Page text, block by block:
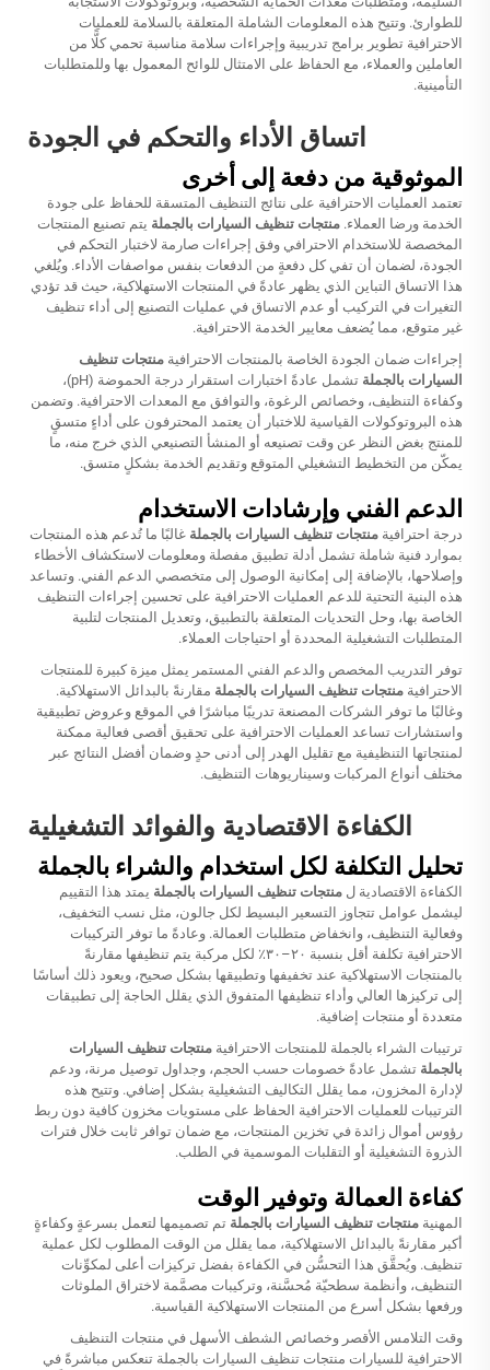
للطوارئ. وتتيح هذه المعلومات الشاملة المتعلقة بالسلامة للعمليات
الاحترافية تطوير برامج تدريبية وإجراءات سلامة مناسبة تحمي كلًّا من
العاملين والعملاء، مع الحفاظ على الامتثال للوائح المعمول بها وللمتطلبات
التأمينية.
اتساق الأداء والتحكم في الجودة
الموثوقية من دفعة إلى أخرى
تعتمد العمليات الاحترافية على نتائج التنظيف المتسقة للحفاظ على جودة
الخدمة ورضا العملاء. منتجات تنظيف السيارات بالجملة يتم تصنيع المنتجات
المخصصة للاستخدام الاحترافي وفق إجراءات صارمة لاختبار التحكم في
الجودة، لضمان أن تفي كل دفعةٍ من الدفعات بنفس مواصفات الأداء. ويُلغي
هذا الاتساق التباين الذي يظهر عادةً في المنتجات الاستهلاكية، حيث قد تؤدي
التغيرات في التركيب أو عدم الاتساق في عمليات التصنيع إلى أداء تنظيف
غير متوقع، مما يُضعف معايير الخدمة الاحترافية.
إجراءات ضمان الجودة الخاصة بالمنتجات الاحترافية منتجات تنظيف
السيارات بالجملة
تشمل عادةً اختبارات استقرار درجة الحموضة (pH)،
وكفاءة التنظيف، وخصائص الرغوة، والتوافق مع المعدات الاحترافية. وتضمن
هذه البروتوكولات القياسية للاختبار أن يعتمد المحترفون على أداءٍ متسقٍ
للمنتج بغض النظر عن وقت تصنيعه أو المنشأ التصنيعي الذي خرج منه، ما
يمكّن من التخطيط التشغيلي المتوقع وتقديم الخدمة بشكلٍ متسق.
الدعم الفني وإرشادات الاستخدام
درجة احترافية منتجات تنظيف السيارات بالجملة غالبًا ما تُدعم هذه المنتجات
بموارد فنية شاملة تشمل أدلة تطبيق مفصلة ومعلومات لاستكشاف الأخطاء
وإصلاحها، بالإضافة إلى إمكانية الوصول إلى متخصصي الدعم الفني. وتساعد
هذه البنية التحتية للدعم العمليات الاحترافية على تحسين إجراءات التنظيف
الخاصة بها، وحل التحديات المتعلقة بالتطبيق، وتعديل المنتجات لتلبية
المتطلبات التشغيلية المحددة أو احتياجات العملاء.
توفر التدريب المخصص والدعم الفني المستمر يمثل ميزة كبيرة للمنتجات
الاحترافية منتجات تنظيف السيارات بالجملة مقارنةً بالبدائل الاستهلاكية.
وغالبًا ما توفر الشركات المصنعة تدريبًا مباشرًا في الموقع وعروض تطبيقية
واستشارات تساعد العمليات الاحترافية على تحقيق أقصى فعالية ممكنة
لمنتجاتها التنظيفية مع تقليل الهدر إلى أدنى حدٍ وضمان أفضل النتائج عبر
مختلف أنواع المركبات وسيناريوهات التنظيف.
الكفاءة الاقتصادية والفوائد التشغيلية
تحليل التكلفة لكل استخدام والشراء بالجملة
الكفاءة الاقتصادية ل منتجات تنظيف السيارات بالجملة يمتد هذا التقييم
ليشمل عوامل تتجاوز التسعير البسيط لكل جالون، مثل نسب التخفيف،
وفعالية التنظيف، وانخفاض متطلبات العمالة. وعادةً ما توفر التركيبات
الاحترافية تكلفة أقل بنسبة ٢٠–٣٠٪ لكل مركبة يتم تنظيفها مقارنةً
بالمنتجات الاستهلاكية عند تخفيفها وتطبيقها بشكل صحيح، ويعود ذلك أساسًا
إلى تركيزها العالي وأداء تنظيفها المتفوق الذي يقلل الحاجة إلى تطبيقات
متعددة أو منتجات إضافية.
ترتيبات الشراء بالجملة للمنتجات الاحترافية منتجات تنظيف السيارات
بالجملة تشمل عادةً خصومات حسب الحجم، وجداول توصيل مرنة، ودعم
لإدارة المخزون، مما يقلل التكاليف التشغيلية بشكل إضافي. وتتيح هذه
الترتيبات للعمليات الاحترافية الحفاظ على مستويات مخزون كافية دون ربط
رؤوس أموال زائدة في تخزين المنتجات، مع ضمان توافر ثابت خلال فترات
الذروة التشغيلية أو التقلبات الموسمية في الطلب.
كفاءة العمالة وتوفير الوقت
المهنية منتجات تنظيف السيارات بالجملة تم تصميمها لتعمل بسرعةٍ وكفاءةٍ
أكبر مقارنةً بالبدائل الاستهلاكية، مما يقلل من الوقت المطلوب لكل عملية
تنظيف. ويُحقَّق هذا التحسُّن في الكفاءة بفضل تركيزات أعلى لمكوِّنات
التنظيف، وأنظمة سطحيّة مُحسَّنة، وتركيبات مصمَّمة لاختراق الملوثات
ورفعها بشكل أسرع من المنتجات الاستهلاكية القياسية.
وقت التلامس الأقصر وخصائص الشطف الأسهل في منتجات التنظيف
الاحترافية للسيارات منتجات تنظيف السيارات بالجملة تنعكس مباشرةً في